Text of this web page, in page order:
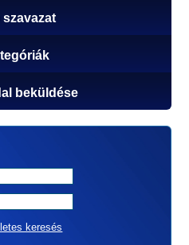
szavazat
beküldése
keresés